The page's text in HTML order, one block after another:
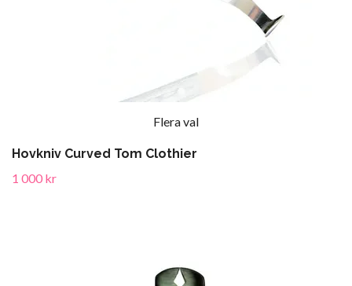
Flera val
Hovkniv Curved Tom Clothier
1 000 kr